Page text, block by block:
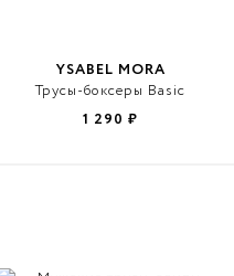
YSABEL MORA
Трусы-боксеры Basic
1 290 ₽